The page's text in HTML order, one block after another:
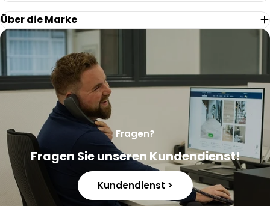
Frage Senden
Fragen?
Fragen Sie unseren Kundendienst!
Kundendienst >
Über die Marke